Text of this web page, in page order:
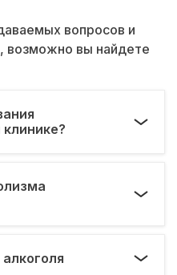
вопросов и
возможно вы найдете